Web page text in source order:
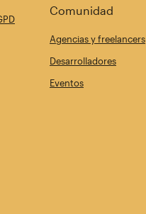
Comunidad
Agencias y freelancers
Desarrolladores
Eventos